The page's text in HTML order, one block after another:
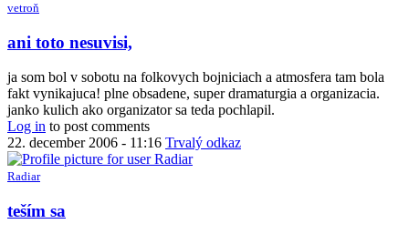
vetroň
ani toto nesuvisi,
ja som bol v sobotu na folkovych bojniciach a atmosfera tam bola
fakt vynikajuca! plne obsadene, super dramaturgia a organizacia.
janko kulich ako organizator sa teda pochlapil.
Log in to post comments
22. december 2006 - 11:16 Trvalý odkaz
Radiar
teším sa